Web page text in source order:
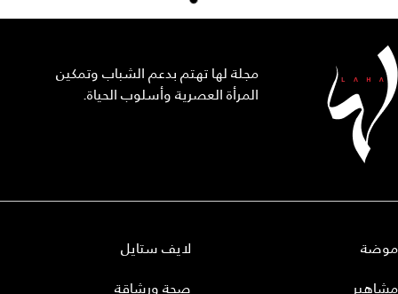
مجلة لها تهتم بدعم الشباب وتمكين
المرأة العصرية وأسلوب الحياة.
موضة
مشاهير
لايف ستايل
صحة ورشاقة